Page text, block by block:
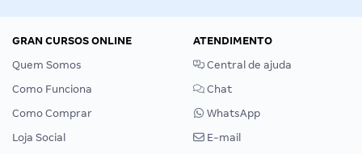
GRAN CURSOS ONLINE
Quem Somos
Como Funciona
Como Comprar
Loja Social
ATENDIMENTO
Central de ajuda
Chat
WhatsApp
E-mail